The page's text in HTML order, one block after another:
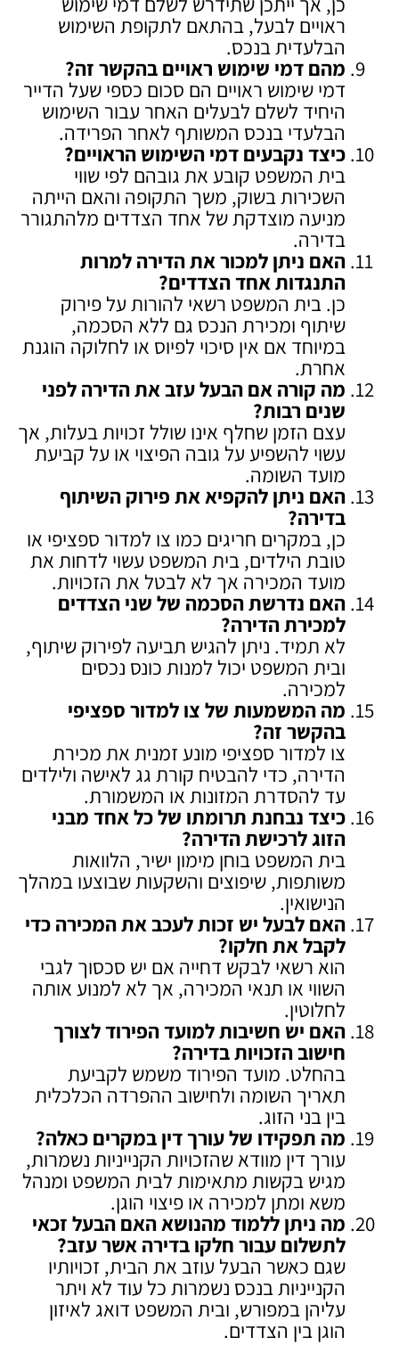
ראויים לבעל, בהתאם לתקופת השימוש
הבלעדית בנכס.
מהם דמי שימוש ראויים בהקשר זה?
דמי שימוש ראויים הם סכום כספי שעל הדייר
היחיד לשלם לבעלים האחר עבור השימוש
הבלעדי בנכס המשותף לאחר הפרידה.
כיצד נקבעים דמי השימוש הראויים?
בית המשפט קובע את גובהם לפי שווי
השכירות בשוק, משך התקופה והאם הייתה
מניעה מוצדקת של אחד הצדדים מלהתגורר
בדירה.
האם ניתן למכור את הדירה למרות
התנגדות אחד הצדדים?
כן. בית המשפט רשאי להורות על פירוק
שיתוף ומכירת הנכס גם ללא הסכמה,
במיוחד אם אין סיכוי לפיוס או לחלוקה הוגנת
אחרת.
מה קורה אם הבעל עזב את הדירה לפני
שנים רבות?
עצם הזמן שחלף אינו שולל זכויות בעלות, אך
עשוי להשפיע על גובה הפיצוי או על קביעת
מועד השומה.
האם ניתן להקפיא את פירוק השיתוף
בדירה?
כן, במקרים חריגים כמו צו למדור ספציפי או
טובת הילדים, בית המשפט עשוי לדחות את
מועד המכירה אך לא לבטל את הזכויות.
האם נדרשת הסכמה של שני הצדדים
למכירת הדירה?
לא תמיד. ניתן להגיש תביעה לפירוק שיתוף,
ובית המשפט יכול למנות כונס נכסים
למכירה.
מה המשמעות של צו למדור ספציפי
בהקשר זה?
צו למדור ספציפי מונע זמנית את מכירת
הדירה, כדי להבטיח קורת גג לאישה ולילדים
עד להסדרת המזונות או המשמורת.
כיצד נבחנת תרומתו של כל אחד מבני
הזוג לרכישת הדירה?
בית המשפט בוחן מימון ישיר, הלוואות
משותפות, שיפוצים והשקעות שבוצעו במהלך
הנישואין.
האם לבעל יש זכות לעכב את המכירה כדי
לקבל את חלקו?
הוא רשאי לבקש דחייה אם יש סכסוך לגבי
השווי או תנאי המכירה, אך לא למנוע אותה
לחלוטין.
האם יש חשיבות למועד הפירוד לצורך
חישוב הזכויות בדירה?
בהחלט. מועד הפירוד משמש לקביעת
תאריך השומה ולחישוב ההפרדה הכלכלית
בין בני הזוג.
מה תפקידו של עורך דין במקרים כאלה?
עורך דין מוודא שהזכויות הקנייניות נשמרות,
מגיש בקשות מתאימות לבית המשפט ומנהל
משא ומתן למכירה או פיצוי הוגן.
מה ניתן ללמוד מהנושא האם הבעל זכאי
לתשלום עבור חלקו בדירה אשר עזב?
שגם כאשר הבעל עוזב את הבית, זכויותיו
הקנייניות בנכס נשמרות כל עוד לא ויתר
עליהן במפורש, ובית המשפט דואג לאיזון
הוגן בין הצדדים.